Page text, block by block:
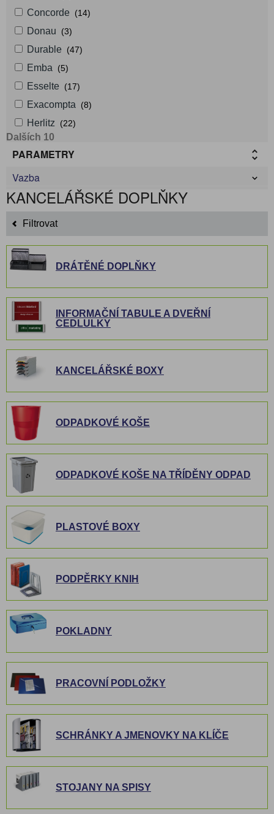
Concorde (14)
Donau (3)
Durable (47)
Emba (5)
Esselte (17)
Exacompta (8)
Herlitz (22)
Dalších 10
PARAMETRY
Vazba
KANCELÁŘSKÉ DOPLŇKY
Filtrovat
DRÁTĚNÉ DOPLŇKY
INFORMAČNÍ TABULE A DVEŘNÍ
CEDLULKY
KANCELÁŘSKÉ BOXY
ODPADKOVÉ KOŠE
ODPADKOVÉ KOŠE NA TŘÍDĚNY ODPAD
PLASTOVÉ BOXY
PODPĚRKY KNIH
POKLADNY
PRACOVNÍ PODLOŽKY
SCHRÁNKY A JMENOVKY NA KLÍČE
STOJANY NA SPISY